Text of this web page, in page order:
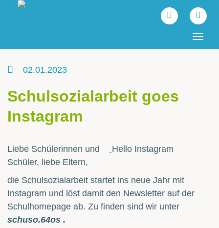
02.01.2023
Schulsozialarbeit goes
Instagram
Hello Instagram
Liebe Schülerinnen und
Schüler, liebe Eltern,
die Schulsozialarbeit startet ins neue Jahr mit
Instagram und löst damit den Newsletter auf der
Schulhomepage ab. Zu finden sind wir unter
schuso.64os .